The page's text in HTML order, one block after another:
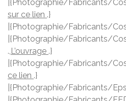
|{Photographie/Fabricants/
sur ce lien .}
|{Photographie/Fabricants/
|{Photographie/Fabricants/
., L’ouvrage .}
|{Photographie/Fabricants/
ce lien .}
|{Photographie/Fabricants/